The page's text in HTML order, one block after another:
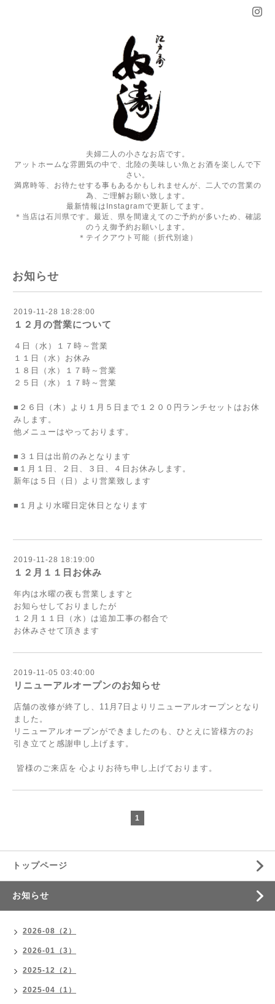
夫婦二人の小さなお店です。
アットホームな雰囲気の中で、北陸の美味しい魚とお酒を楽しんで下
さい。
満席時等、お待たせする事もあるかもしれませんが、二人での営業の
為、ご理解お願い致します。
最新情報はInstagramで更新してます。
＊当店は石川県です。最近、県を間違えてのご予約が多いため、確認
のうえ御予約お願いします。
＊テイクアウト可能（折代別途）
お知らせ
2019-11-28 18:28:00
１２月の営業について
４日（水）１７時～営業
１１日（水）お休み
１８日（水）１７時～営業
２５日（水）１７時～営業
■２６日（木）より１月５日まで１２００円ランチセットはお休
みします。
他メニューはやっております。
■３１日は出前のみとなります
■１月１日、２日、３日、４日お休みします。
新年は５日（日）より営業致します
■１月より水曜日定休日となります
2019-11-28 18:19:00
１２月１１日お休み
年内は水曜の夜も営業しますと
お知らせしておりましたが
１２月１１日（水）は追加工事の都合で
お休みさせて頂きます
2019-11-05 03:40:00
リニューアルオープンのお知らせ
店舗の改修が終了し、11月7日よりリニューアルオープンとなり
ました。
リニューアルオープンができましたのも、ひとえに皆様方のお
引き立てと感謝申し上げます。
皆様のご来店を 心よりお待ち申し上げております。
1
トップページ
お知らせ
2026-08（2）
2026-01（3）
2025-12（2）
2025-04（1）